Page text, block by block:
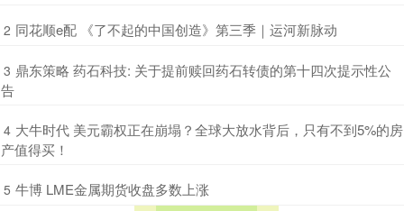
2 ​同花顺e配 《了不起的中国创造》第三季｜运河新脉动
3 ​鼎东策略 药石科技: 关于提前赎回药石转债的第十四次提示性公
告
4 ​大牛时代 美元霸权正在崩塌？全球大放水背后，只有不到5%的房
产值得买！
5 ​牛博 LME金属期货收盘多数上涨